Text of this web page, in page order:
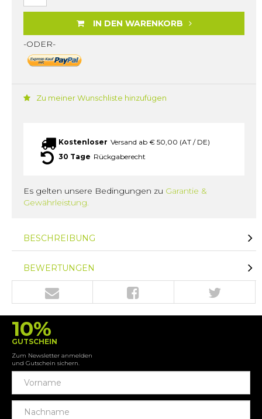
IN DEN WARENKORB
-ODER-
Zu meiner Wunschliste hinzufügen
Kostenloser Versand ab € 50,00 (AT / DE)
30 Tage Rückgaberecht
Es gelten unsere Bedingungen zu Garantie &
Gewährleistung.
BESCHREIBUNG
BEWERTUNGEN
10%
GUTSCHEIN
Zum Newsletter anmelden
und Gutschein sichern.